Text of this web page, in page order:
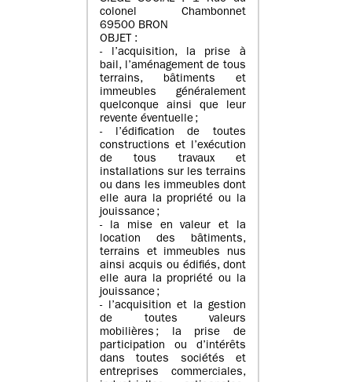
colonel Chambonnet
69500 BRON
OBJET :
- l’acquisition, la prise à
bail, l’aménagement de tous
terrains, bâtiments et
immeubles généralement
quelconque ainsi que leur
revente éventuelle ;
- l’édification de toutes
constructions et l’exécution
de tous travaux et
installations sur les terrains
ou dans les immeubles dont
elle aura la propriété ou la
jouissance ;
- la mise en valeur et la
location des bâtiments,
terrains et immeubles nus
ainsi acquis ou édifiés, dont
elle aura la propriété ou la
jouissance ;
- l’acquisition et la gestion
de toutes valeurs
mobilières ; la prise de
participation ou d’intérêts
dans toutes sociétés et
entreprises commerciales,